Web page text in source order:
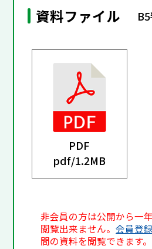
資料ファイル
PDF
pdf/1.2MB
非会員の方は公開から一
閲覧出来ません。会員登録
間の資料を閲覧できます。